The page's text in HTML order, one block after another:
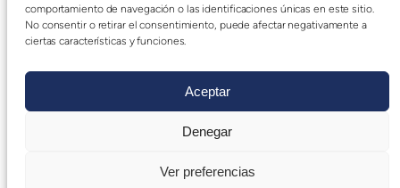
comportamiento de navegación o las identificaciones únicas en este sitio.
No consentir o retirar el consentimiento, puede afectar negativamente a
ciertas características y funciones.
Aceptar
Denegar
Ver preferencias
Blog
Eventos
Diseñado con